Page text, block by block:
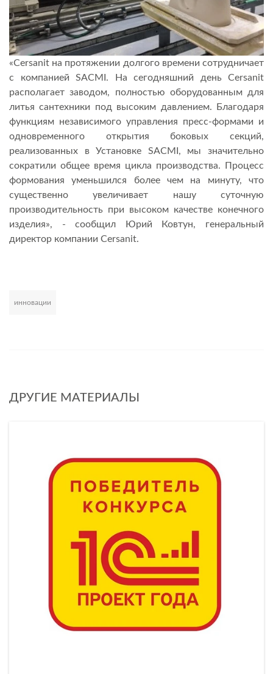
«Cersanit на протяжении долгого времени сотрудничает
с компанией SACMI. На сегодняшний день Cersanit
располагает заводом, полностью оборудованным для
литья сантехники под высоким давлением. Благодаря
функциям независимого управления пресс-формами и
одновременного открытия боковых секций,
реализованных в Установке SACMI, мы значительно
сократили общее время цикла производства. Процесс
формования уменьшился более чем на минуту, что
существенно увеличивает нашу суточную
производительность при высоком качестве конечного
изделия», - сообщил Юрий Ковтун, генеральный
директор компании Cersanit.
инновации
ДРУГИЕ МАТЕРИАЛЫ